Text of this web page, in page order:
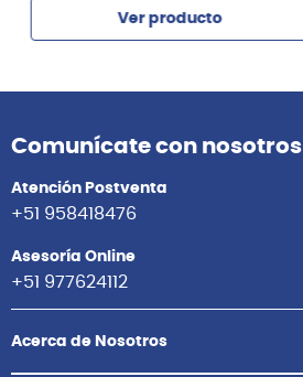
Ver producto
Comunícate con nosotros
Atención Postventa
+51 958418476
Asesoría Online
+51 977624112
Acerca de Nosotros